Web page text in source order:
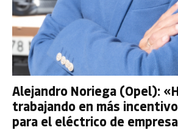
Alejandro Noriega (Opel):
trabajando en más
para el eléctrico de